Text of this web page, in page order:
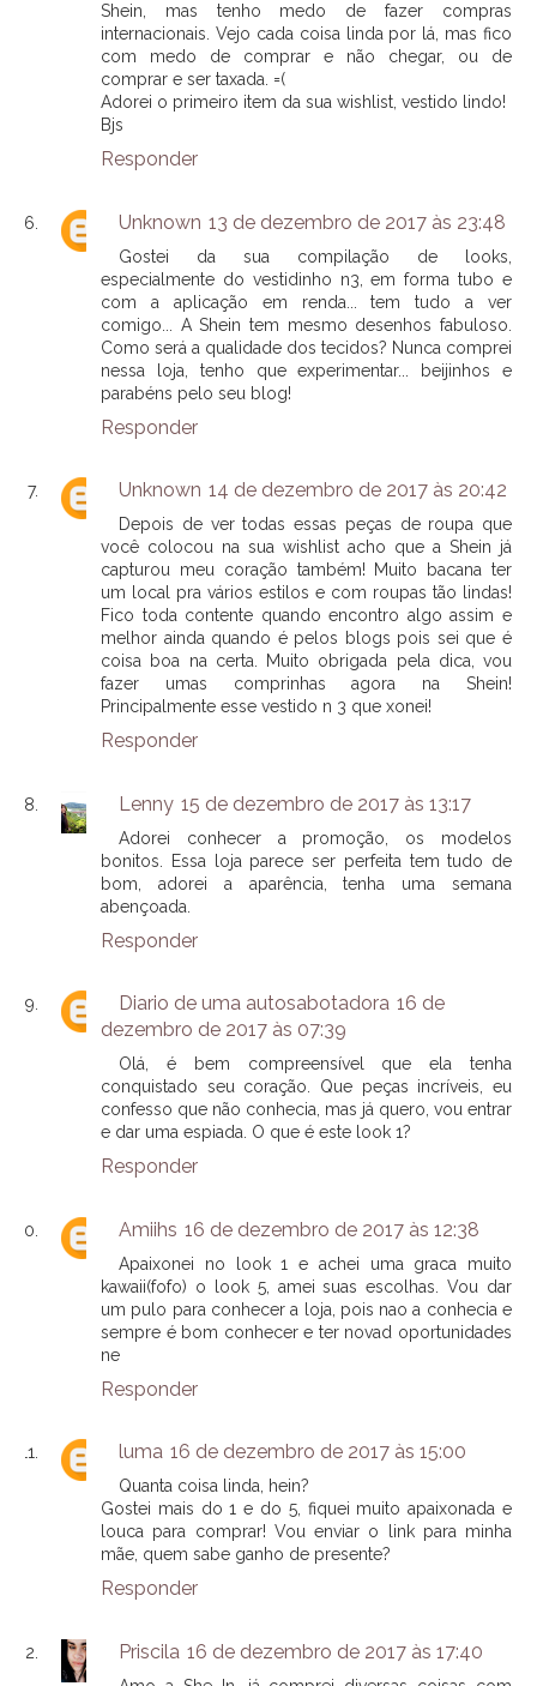
Shein, mas tenho medo de fazer compras
internacionais. Vejo cada coisa linda por lá, mas fico
com medo de comprar e não chegar, ou de
comprar e ser taxada. =(
Adorei o primeiro item da sua wishlist, vestido lindo!
Bjs
Responder
Unknown 13 de dezembro de 2017 às 23:48
Gostei da sua compilação de looks,
especialmente do vestidinho n3, em forma tubo e
com a aplicação em renda... tem tudo a ver
comigo... A Shein tem mesmo desenhos fabuloso.
Como será a qualidade dos tecidos? Nunca comprei
nessa loja, tenho que experimentar... beijinhos e
parabéns pelo seu blog!
Responder
Unknown 14 de dezembro de 2017 às 20:42
Depois de ver todas essas peças de roupa que
você colocou na sua wishlist acho que a Shein já
capturou meu coração também! Muito bacana ter
um local pra vários estilos e com roupas tão lindas!
Fico toda contente quando encontro algo assim e
melhor ainda quando é pelos blogs pois sei que é
coisa boa na certa. Muito obrigada pela dica, vou
fazer umas comprinhas agora na Shein!
Principalmente esse vestido n 3 que xonei!
Responder
Lenny 15 de dezembro de 2017 às 13:17
Adorei conhecer a promoção, os modelos
bonitos. Essa loja parece ser perfeita tem tudo de
bom, adorei a aparência, tenha uma semana
abençoada.
Responder
Diario de uma autosabotadora 16 de
dezembro de 2017 às 07:39
Olá, é bem compreensível que ela tenha
conquistado seu coração. Que peças incríveis, eu
confesso que não conhecia, mas já quero, vou entrar
e dar uma espiada. O que é este look 1?
Responder
Amiihs 16 de dezembro de 2017 às 12:38
Apaixonei no look 1 e achei uma graca muito
kawaii(fofo) o look 5, amei suas escolhas. Vou dar
um pulo para conhecer a loja, pois nao a conhecia e
sempre é bom conhecer e ter novad oportunidades
ne
Responder
luma 16 de dezembro de 2017 às 15:00
Quanta coisa linda, hein?
Gostei mais do 1 e do 5, fiquei muito apaixonada e
louca para comprar! Vou enviar o link para minha
mãe, quem sabe ganho de presente?
Responder
Priscila 16 de dezembro de 2017 às 17:40